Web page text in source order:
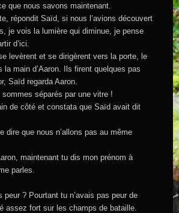
que nous savons maintenant.
répondit Saïd, si nous l’avions découvert
je vois la lumière qui diminue, je pense
d’ici.
levèrent et se dirigèrent vers la porte, le
la main d’Aaron. Ils firent quelques pas
Saïd regarda Aaron.
séparés par une vitre !
de côté et constata que Saïd avait dit
dire que nous n’allons pas au même
maintenant tu dis mon prénom à
parles.
peur ? Pourtant tu n’avais pas peur de
assez fort sur les champs de bataille.